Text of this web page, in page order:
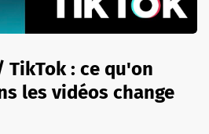
TikTok : ce qu'on
les vidéos change